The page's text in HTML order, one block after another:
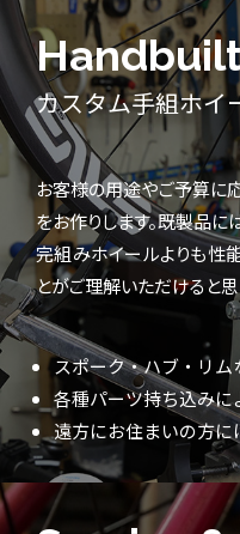
カスタム手組ホイ
お客様の用途やご予算に
をお作りします。既製品に
完組みホイールよりも性
とがご理解いただけると思
スポーク・ハブ・リ
各種パーツ持ち込み
遠方にお住まいの方に